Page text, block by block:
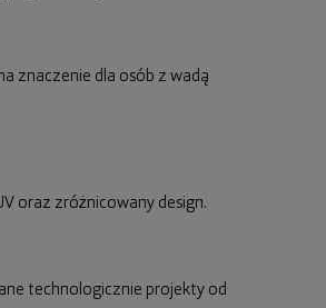
znaczenie dla osób z wadą
oraz zróżnicowany design.
technologicznie projekty od